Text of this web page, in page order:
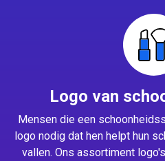
Logo van
Mensen die een
logo nodig dat hen helpt hun
vallen. Ons assortiment